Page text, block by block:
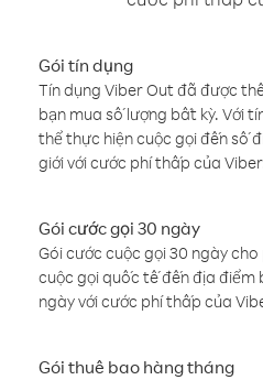
Gói tín dụng
Tín dụng Viber Out đã được
bạn mua số lượng bất kỳ. Với
thể thực hiện cuộc gọi đến số
giới với cước phí thấp của
Gói cước gọi 30 ngày
Gói cước cuộc gọi 30 ngày
cuộc gọi quốc tế đến địa điểm
ngày với cước phí thấp của
Gói thuê bao hàng tháng